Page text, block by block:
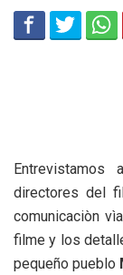
Entrevistamos
directores del
comunicaciòn vìa
filme y los
pequeño pueblo